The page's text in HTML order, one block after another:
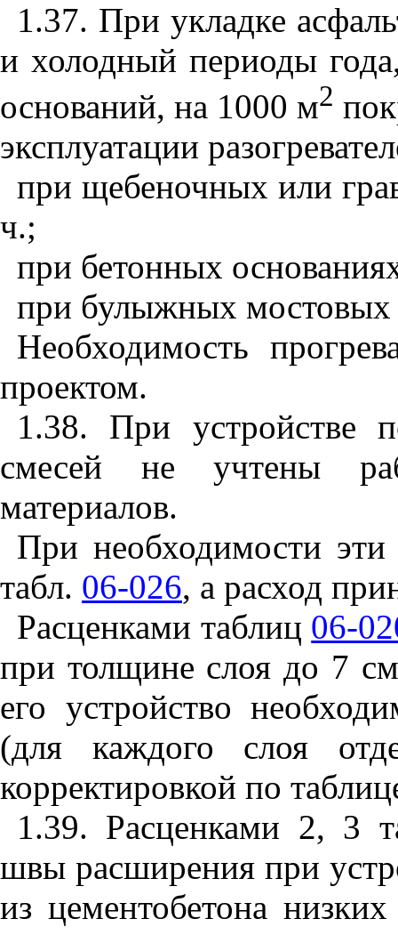
1.37. При укладке
и холодный периоды
оснований, на 1000 м2
эксплуатации
при щебеночных или
ч.;
при бетонных
при булыжных
Необходимость
проектом.
1.38. При устройстве
смесей не учтены
материалов.
При необходимости эти
табл. 06-026, а расход
Расценками таблиц 06-
при толщине слоя до 7
его устройство
(для каждого слоя
корректировкой по
1.39. Расценками 2, 3
швы расширения при
из цементобетона